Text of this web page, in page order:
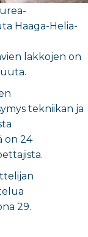
Haaga-Helia-
lakkojen on
tekniikan ja
on 24
29.